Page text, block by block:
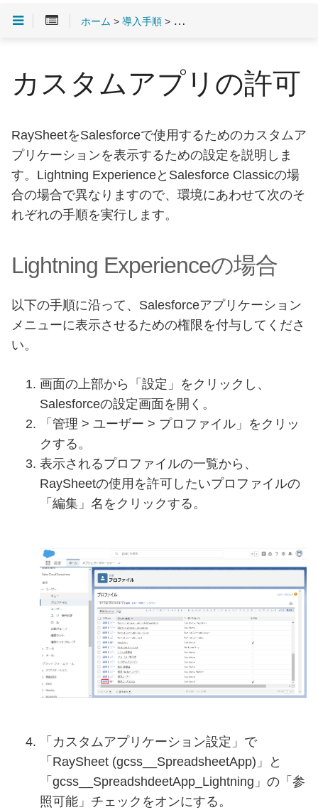
ホーム > 導入手順> 導入のチェックリスト
カスタムアプリの許可
RaySheetをSalesforceで使用するためのカスタムア
プリケーションを表示するための設定を説明しま
す。Lightning ExperienceとSalesforce Classicの場
合の場合で異なりますので、環境にあわせて次のそ
れぞれの手順を実行します。
Lightning Experienceの場合
以下の手順に沿って、Salesforceアプリケーション
メニューに表示させるための権限を付与してくださ
い。
画面の上部から「設定」をクリックし、
Salesforceの設定画面を開く。
「管理 > ユーザー > プロファイル」をクリッ
クする。
表示されるプロファイルの一覧から、
RaySheetの使用を許可したいプロファイルの
「編集」名をクリックする。
「カスタムアプリケーション設定」で
「RaySheet (gcss__SpreadsheetApp)」と
「gcss__SpreadshdeetApp_Lightning」の「参
照可能」チェックをオンにする。